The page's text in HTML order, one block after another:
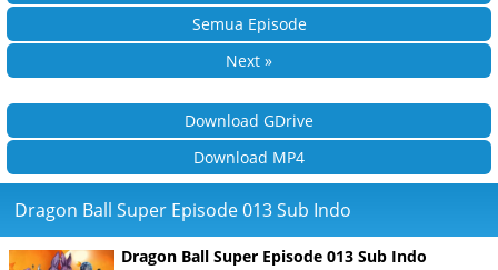
Semua Episode
Next »
Download GDrive
Download MP4
Dragon Ball Super Episode 013 Sub Indo
Dragon Ball Super Episode 013 Sub Indo